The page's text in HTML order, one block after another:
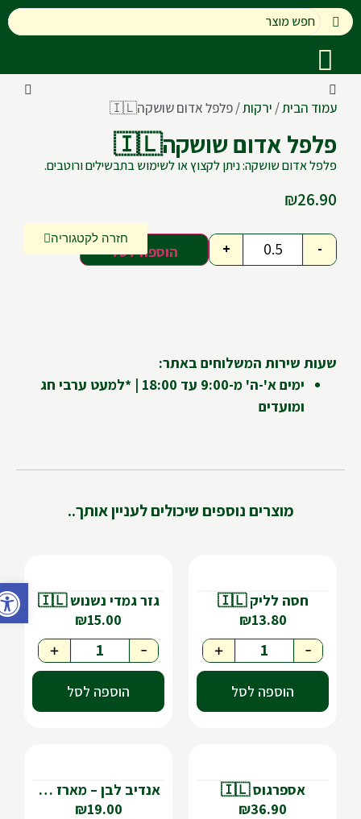
עמוד הבית/ ירקות/ פלפל אדום שושקה🇮🇱
פלפל אדום שושקה🇮🇱
פלפל אדום שושקה: ניתן לקצוץ או לשימוש בתבשילים ורוטבים.
₪26.90
-
+ הוספה לסל
חזרה לקטגוריה
שעות שירות המשלוחים באתר:
ימים א'-ה' מ-9:00 עד 18:00 | *למעט ערבי חג
ומועדים
מוצרים נוספים שיכולים לעניין אותך..
חסה לליק 🇮🇱
₪13.80
-
+
הוספה לסל
גזר גמדי נשנוש 🇮🇱
₪15.00
-
+
הוספה לסל
אספרגוס 🇮🇱
₪36.90
אנדיב לבן – מארז 2 יח'
₪19.00
פתח